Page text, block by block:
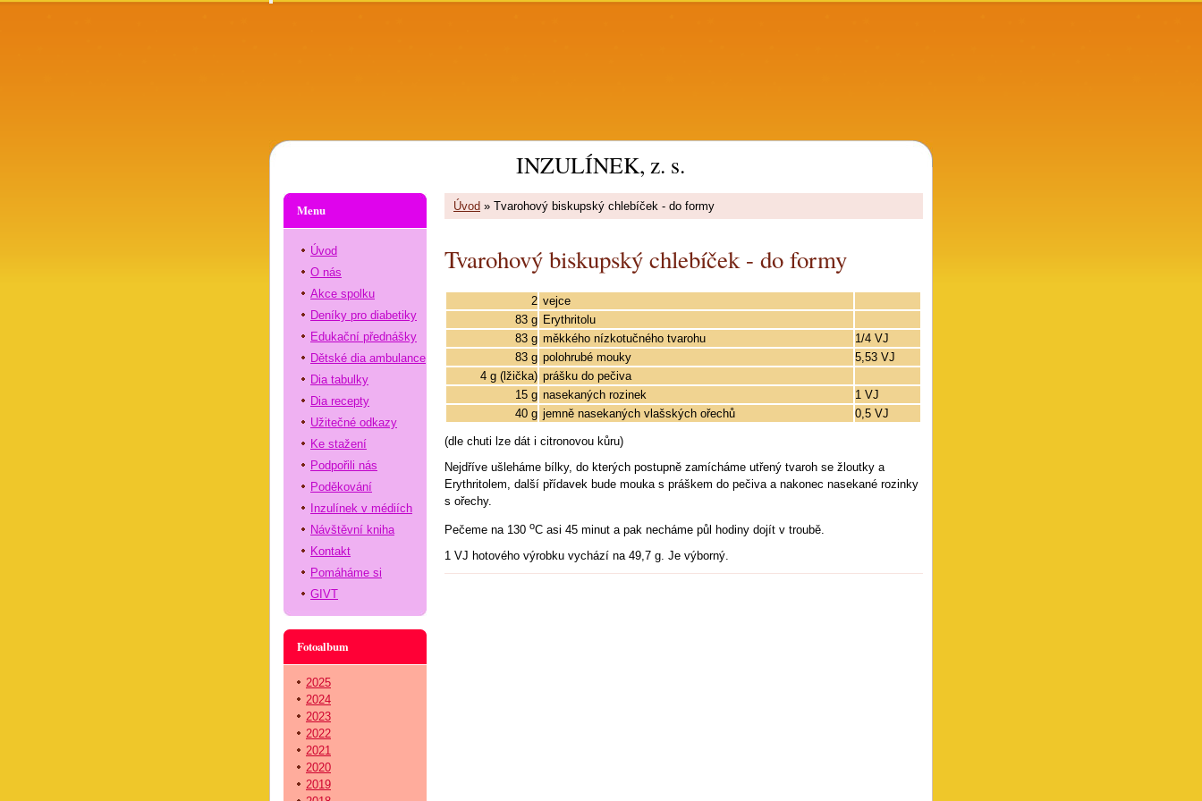
INZULÍNEK, z. s.
Úvod » Tvarohový biskupský chlebíček - do formy
Tvarohový biskupský chlebíček - do formy
2 vejce
83 g Erythritolu
83 g měkkého nízkotučného tvarohu
1/4 VJ
83 g polohrubé mouky
5,53 VJ
4 g (lžička) prášku do pečiva
15 g nasekaných rozinek
1 VJ
40 g jemně nasekaných vlašských ořechů 0,5 VJ
(dle chuti lze dát i citronovou kůru)
Nejdříve ušleháme bílky, do kterých postupně zamícháme utřený tvaroh se žloutky a
Erythritolem, další přídavek bude mouka s práškem do pečiva a nakonec nasekané rozinky
s ořechy.
Pečeme na 130 oC asi 45 minut a pak necháme půl hodiny dojít v troubě.
1 VJ hotového výrobku vychází na 49,7 g. Je výborný.
Menu
Úvod
O nás
Akce spolku
Deníky pro diabetiky
Edukační přednášky
Dětské dia ambulance
Dia tabulky
Dia recepty
Užitečné odkazy
Ke stažení
Podpořili nás
Poděkování
Inzulínek v médiích
Návštěvní kniha
Kontakt
Pomáháme si
GIVT
Fotoalbum
2025
2024
2023
2022
2021
2020
2019